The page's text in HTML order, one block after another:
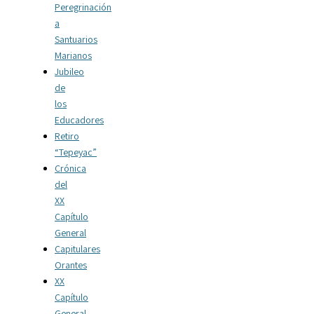
Peregrinación
a
Santuarios
Marianos
Jubileo
de
los
Educadores
Retiro
“Tepeyac”
Crónica
del
XX
Capítulo
General
Capitulares
Orantes
XX
Capítulo